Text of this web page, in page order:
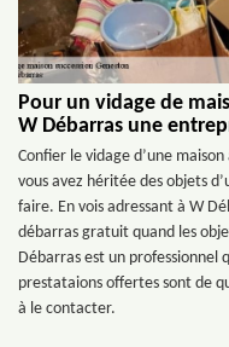
Pour un vidage de
W Débarras une
Confier le vidage d’une
vous avez héritée des objets
faire. En vois adressant à W
débarras gratuit quand les
Débarras est un professionnel
prestataions offertes sont de
à le contacter.